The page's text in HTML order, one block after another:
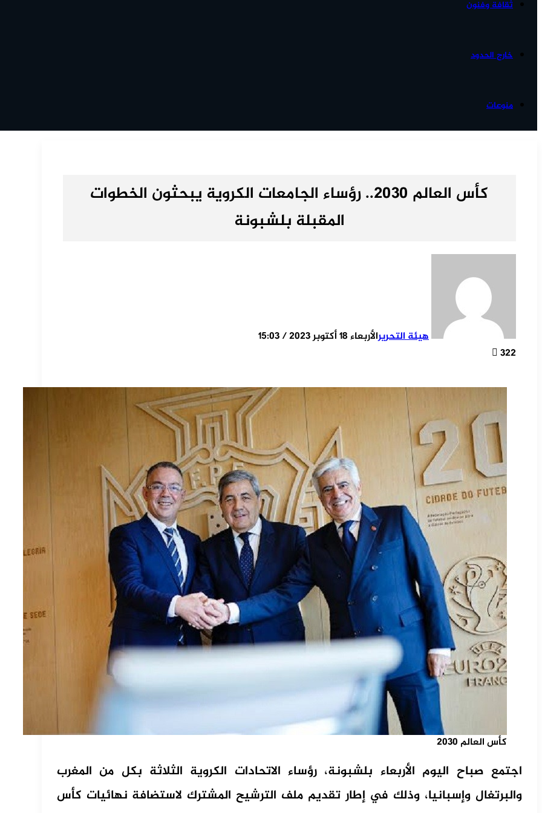
ثقافة وفنون
خارج الحدود
منوعات
كأس العالم 2030.. رؤساء الجامعات الكروية يبحثون الخطوات
المقبلة بلشبونة
هيئة التحريرالأربعاء 18 أكتوبر 2023 / 15:03
322
كأس العالم 2030
اجتمع صباح اليوم الأربعاء بلشبونة، رؤساء الاتحادات الكروية الثلاثة بكل من المغرب
والبرتغال وإسبانيا، وذلك في إطار تقديم ملف الترشيح المشترك لاستضافة نهائيات كأس